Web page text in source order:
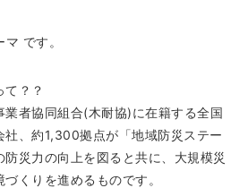
マ です。
て？？
業者協同組合(木耐協)に在籍する全国
社、約1,300拠点が「地域防災ステー
災力の向上を図ると共に、大規模災
くりを進めるものです。